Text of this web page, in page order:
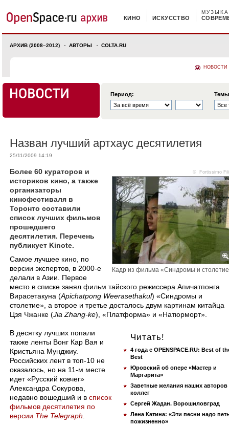
КИНО ИСКУССТВО
МУЗЫКА
АРХИВ (2008–2012) АВТОРЫ COLTA.RU
НОВОСТИ
Период:
Назван лучший артхаус десятилетия
25/11/2009 14:19
© Fortissimo
Кадр из фильма «Синдромы и
Более 60 кураторов и
историков кино, а также
организаторы
кинофестиваля в
Торонто составили
список лучших фильмов
прошедшего
десятилетия. Перечень
публикует Kinote.
Самое лучшее кино, по
версии экспертов, в 2000-е
делали в Азии. Первое
место в списке занял фильм тайского режиссера Апичатпонга
Вирасетакуна (Apichatpong Weerasethakul) «Синдромы и
столетие», а второе и третье досталось двум картинам китайца
Цзя Чжанке (Jia Zhang-ke), «Платформа» и «Натюрморт».
Читать!
4 года с OPENSPACE.RU: Best of
Best
Юровский об опере «Мастер и
Маргарита»
Заветные желания наших авторов
коллег
Сергей Жадан. Ворошиловград
Лена Катина: «Эти песни надо
пожизненно»
В десятку лучших попали
также ленты Вонг Кар Вая и
Кристьяна Мунджиу.
Российских лент в топ-10 не
оказалось, но на 11-м месте
идет «Русский ковчег»
Александра Сокурова,
недавно вошедший и в список
фильмов десятилетия по
версии The Telegraph